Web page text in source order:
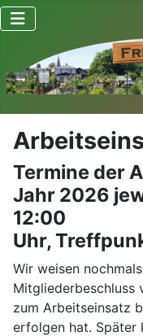
Termine der
Jahr 2026
12:00
Uhr,
Wir weisen
Mitgliederbeschluss
zum Arbeitseinsatz
erfolgen hat. Später